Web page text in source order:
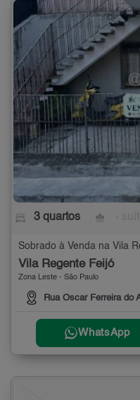
3 quartos
Sobrado à Venda na Vila
Vila Regente Feijó
Zona Leste - São Paulo
Rua Oscar Ferreira do
WhatsApp